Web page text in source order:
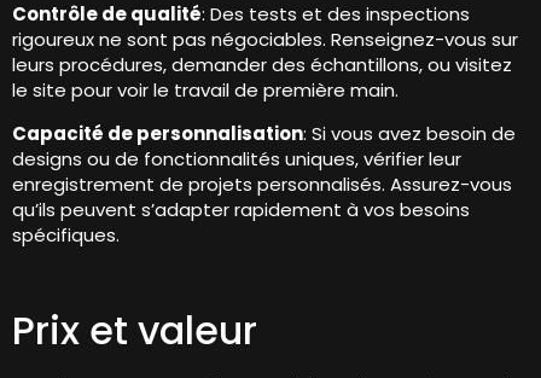
Contrôle de qualité: Des tests et des inspections
rigoureux ne sont pas négociables. Renseignez-vous sur
leurs procédures, demander des échantillons, ou visitez
le site pour voir le travail de première main.
Capacité de personnalisation: Si vous avez besoin de
designs ou de fonctionnalités uniques, vérifier leur
enregistrement de projets personnalisés. Assurez-vous
qu’ils peuvent s’adapter rapidement à vos besoins
spécifiques.
Prix ​​et valeur